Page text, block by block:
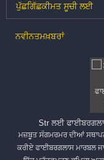
ਪੁੱਛਗਿੱਛਕੀਮਤ ਸੂਚੀ ਲਈ
ਨਵੀਨਤਮਖ਼ਬਰਾਂ
Str ਲਈ
ਮਜ਼ਬੂਤ ​​ਸੰਗਮਰਮਰ ਦੀਆਂ
ਕਰੀਏ ਫਾਈਬਰਗਲਾਸ ਮਾਰਬਲ